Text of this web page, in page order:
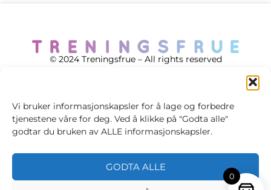
Vi bruker informasjonskapsler for å lage og forbedre
tjenestene våre for deg. Ved å klikke på "Godta alle"
godtar du bruken av ALLE informasjonskapsler.
GODTA ALLE
© 2024 Treningsfrue – All rights reserved
Cookie policy
Personvernsvilkår
0